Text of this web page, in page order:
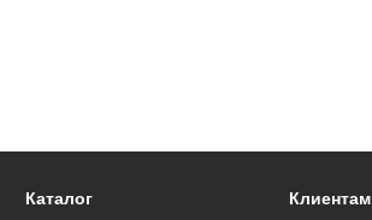
Каталог Клиентам